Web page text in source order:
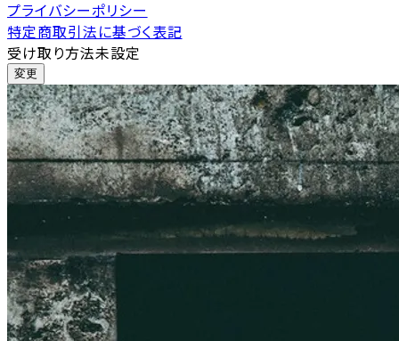
プライバシーポリシー
特定商取引法に基づく表記
受け取り方法未設定
変更